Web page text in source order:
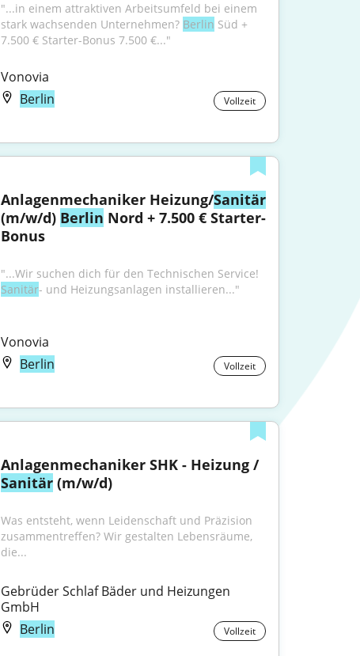
"...in einem attraktiven Arbeitsumfeld bei einem
stark wachsenden Unternehmen? Berlin Süd +
7.500 € Starter-Bonus 7.500 €..."
Vonovia
Berlin
Vollzeit
Anlagenmechaniker Heizung/Sanitär
(m/w/d) Berlin Nord + 7.500 € Starter-
Bonus
Sanitär- und Heizungsanlagen installieren..."
Vonovia
Berlin
Vollzeit
Anlagenmechaniker SHK - Heizung /
Sanitär (m/w/d)
Was entsteht, wenn Leidenschaft und Präzision
zusammentreffen? Wir gestalten Lebensräume,
die...
Gebrüder Schlaf Bäder und Heizungen
GmbH
Berlin
Vollzeit